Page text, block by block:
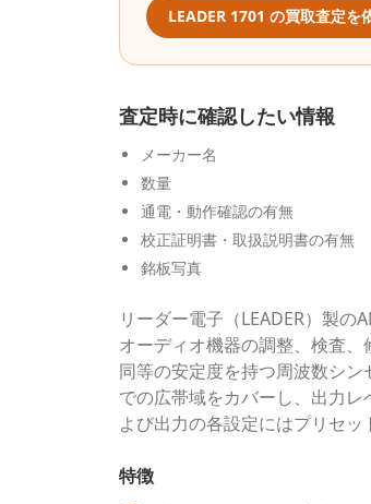
LEADER 1701 の買取査定を
査定時に確認したい情報
メーカー名
数量
通電・動作確認の有無
校正証明書・取扱説明書の有無
銘板写真
リーダー電子（LEADER）製
オーディオ機器の調整、検査
同等の安定度を持つ周波数シ
での広帯域をカバーし、出力
よび出力の各設定にはプリセッ
特徴